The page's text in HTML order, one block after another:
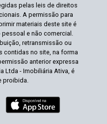
pelas leis de direitos
A permissão para
materiais deste site é
e não comercial.
retransmissão ou
contidas no site, na forma
anterior expressa
Ltda - Imobiliária Ativa, é
proibida.